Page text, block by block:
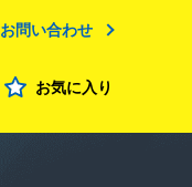
お問い合わせ
お気に入り